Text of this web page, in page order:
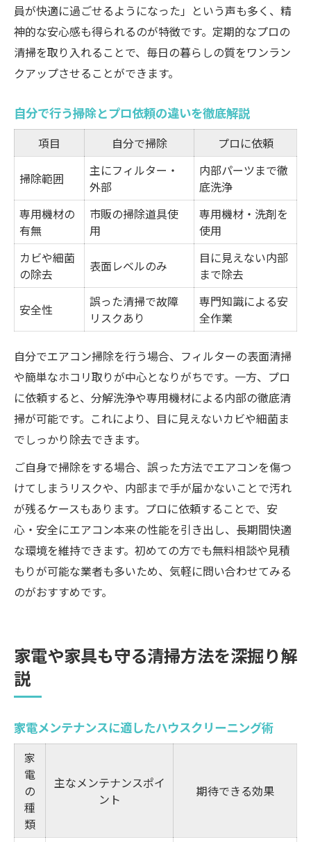
員が快適に過ごせるようになった」という声も多く、精
神的な安心感も得られるのが特徴です。定期的なプロの
清掃を取り入れることで、毎日の暮らしの質をワンラン
クアップさせることができます。
自分で行う掃除とプロ依頼の違いを徹底解説
項目 自分で掃除 プロに依頼
掃除範囲
主にフィルター・
外部
内部パーツまで徹
底洗浄
専用機材の
有無
市販の掃除道具使
用
専用機材・洗剤を
使用
カビや細菌
の除去
表面レベルのみ
目に見えない内部
まで除去
安全性
誤った清掃で故障
リスクあり
専門知識による安
全作業
自分でエアコン掃除を行う場合、フィルターの表面清掃
や簡単なホコリ取りが中心となりがちです。一方、プロ
に依頼すると、分解洗浄や専用機材による内部の徹底清
掃が可能です。これにより、目に見えないカビや細菌ま
でしっかり除去できます。
ご自身で掃除をする場合、誤った方法でエアコンを傷つ
けてしまうリスクや、内部まで手が届かないことで汚れ
が残るケースもあります。プロに依頼することで、安
心・安全にエアコン本来の性能を引き出し、長期間快適
な環境を維持できます。初めての方でも無料相談や見積
もりが可能な業者も多いため、気軽に問い合わせてみる
のがおすすめです。
家電や家具も守る清掃方法を深掘り解
説
家電メンテナンスに適したハウスクリーニング術
家
電
の
種
類
主なメンテナンスポイ
ント
期待できる効果